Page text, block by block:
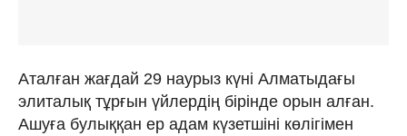
Аталған жағдай 29 наурыз күні Алматыдағы
элиталық тұрғын үйлердің бірінде орын алған.
Ашуға булыққан ер адам күзетшіні көлігімен